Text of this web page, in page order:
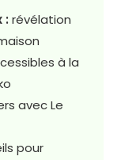
: révélation
à la
avec Le
pour